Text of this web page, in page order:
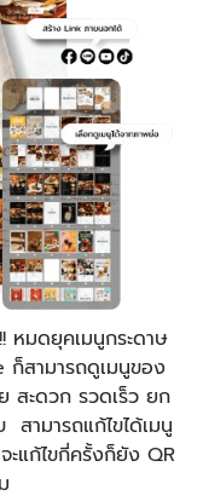
หมดยุคเมนูกระดาษ
สามารถดูเมนูของ
สะดวก รวดเร็ว ยก
สามารถแก้ไขได้เมนู
แก้ไขกี่ครั้งก็ยัง QR